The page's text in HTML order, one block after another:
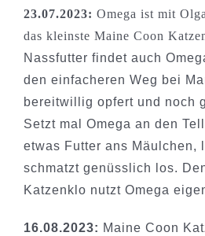
23.07.2023: Omega ist mit
das kleinste Maine Coon
Nassfutter findet auch
den einfacheren Weg bei
bereitwillig opfert und noch
Setzt mal Omega an den
etwas Futter ans Mäulchen,
schmatzt genüsslich los.
Katzenklo nutzt Omega
16.08.2023: Maine Coon